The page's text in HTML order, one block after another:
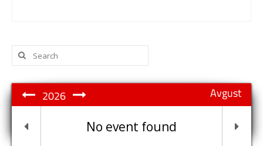
Search
for:
Avgust
2026
No event found